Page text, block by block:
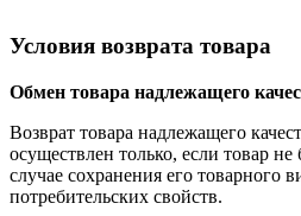
Условия возврата товара
Обмен товара надлежащего
Возврат товара надлежащего
осуществлен только, если товар
случае сохранения его товарного
потребительских свойств.